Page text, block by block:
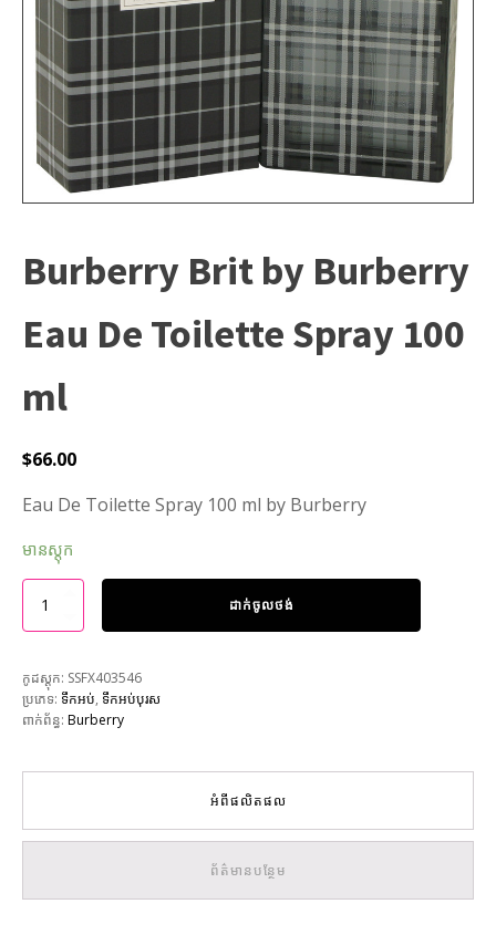
Burberry Brit by Burberry
Eau De Toilette Spray 100
ml
$66.00
Eau De Toilette Spray 100 ml by Burberry
មានស្តុក
ដាក់ចូលថង់
កូដស្តុក: SSFX403546
ប្រភេទ: ទឹកអប់, ទឹកអប់បុរស
ពាក់ព័ន្ធ: Burberry
អំពីផលិតផល
ព័ត៌មានបន្ថែម